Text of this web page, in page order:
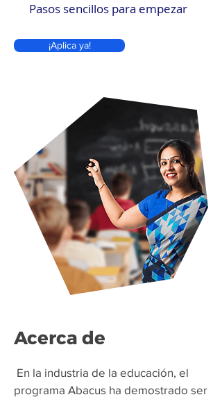
Pasos sencillos para empezar
¡Aplica ya!
Acerca de
En la industria de la educación, el
programa Abacus ha demostrado ser